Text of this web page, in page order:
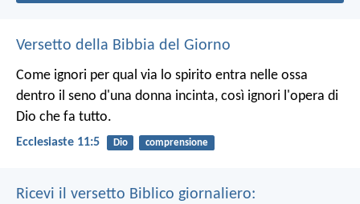
Versetto della Bibbia del Giorno
Come ignori per qual via lo spirito entra nelle ossa
dentro il seno d'una donna incinta, così ignori l'opera di
Dio che fa tutto.
Ecclesiaste 11:5 Dio comprensione
Ricevi il versetto Biblico giornaliero: